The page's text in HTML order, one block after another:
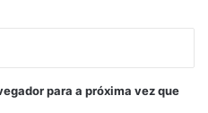
para a próxima vez que